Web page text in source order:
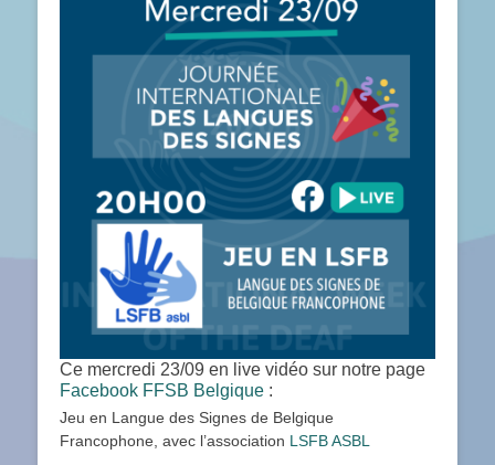
Ce mercredi 23/09 en live vidéo sur notre page
Facebook FFSB Belgique :
Jeu en Langue des Signes de Belgique
Francophone, avec l’association LSFB ASBL